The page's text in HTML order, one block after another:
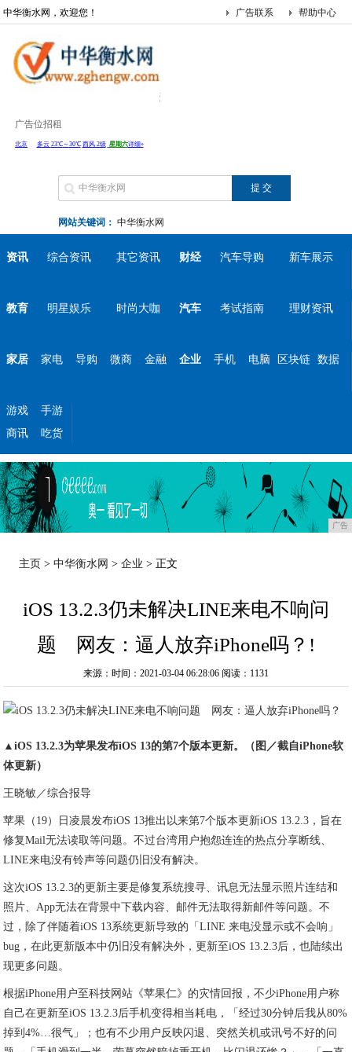
中华衡水网，欢迎您！ 帮助中心
广告联系
广告位招租
网站关键词： 中华衡水网
资讯 综合资讯 其它资讯 财经 汽车导购 新车展示
教育 明星娱乐 时尚大咖 汽车 考试指南 理财资讯
家居 家电 导购 微商 金融 企业 手机 电脑 区块链 数据
游戏
手游
商讯
吃货
广告
主页 >中华衡水网 >企业 > 正文
iOS 13.2.3仍未解决LINE来电不响问
题 网友：逼人放弃iPhone吗？!
来源：时间：2021-03-04 06:28:06 阅读：1131
▲iOS 13.2.3为苹果发布iOS 13的第7个版本更新。（图／截自iPhone软
体更新）
王晓敏／综合报导
苹果（19）日凌晨发布iOS 13推出以来第7个版本更新iOS 13.2.3，旨在
修复Mail无法读取等问题。不过台湾用户抱怨连连的热点分享断线、
LINE来电没有铃声等问题仍旧没有解决。
这次iOS 13.2.3的更新主要是修复系统搜寻、讯息无法显示照片连结和
照片、App无法在背景中下载内容、邮件无法取得新邮件等问题。不
过，除了伴随着iOS 13系统更新导致的「LINE 来电没显示或不会响」
bug，在此更新版本中仍旧没有解决外，更新至iOS 13.2.3后，也陆续出
现更多问题。
根据iPhone用户至科技网站《苹果仁》的灾情回报，不少iPhone用户称
自己在更新至iOS 13.2.3后手机变得相当耗电，「经过30分钟后我从80%
掉到4%…很气」；也有不少用户反映闪退、突然关机或讯号不好的问